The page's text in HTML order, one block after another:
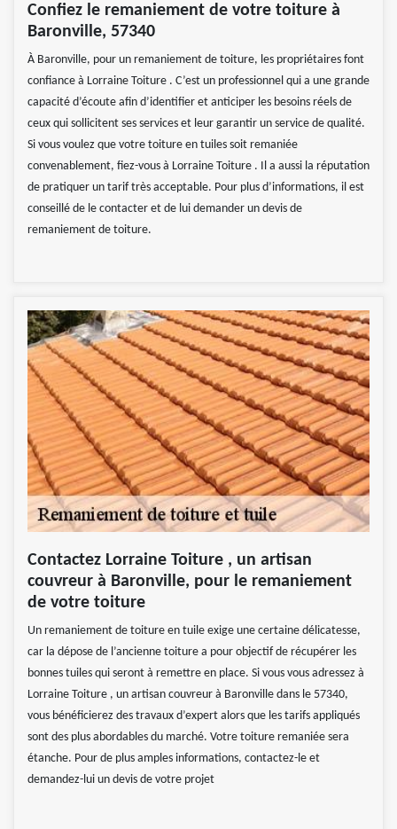
Confiez le remaniement de votre toiture à
Baronville, 57340
À Baronville, pour un remaniement de toiture, les propriétaires font
confiance à Lorraine Toiture . C’est un professionnel qui a une grande
capacité d’écoute afin d’identifier et anticiper les besoins réels de
ceux qui sollicitent ses services et leur garantir un service de qualité.
Si vous voulez que votre toiture en tuiles soit remaniée
convenablement, fiez-vous à Lorraine Toiture . Il a aussi la réputation
de pratiquer un tarif très acceptable. Pour plus d’informations, il est
conseillé de le contacter et de lui demander un devis de
remaniement de toiture.
Contactez Lorraine Toiture , un artisan
couvreur à Baronville, pour le remaniement
de votre toiture
Un remaniement de toiture en tuile exige une certaine délicatesse,
car la dépose de l’ancienne toiture a pour objectif de récupérer les
bonnes tuiles qui seront à remettre en place. Si vous vous adressez à
Lorraine Toiture , un artisan couvreur à Baronville dans le 57340,
vous bénéficierez des travaux d’expert alors que les tarifs appliqués
sont des plus abordables du marché. Votre toiture remaniée sera
étanche. Pour de plus amples informations, contactez-le et
demandez-lui un devis de votre projet